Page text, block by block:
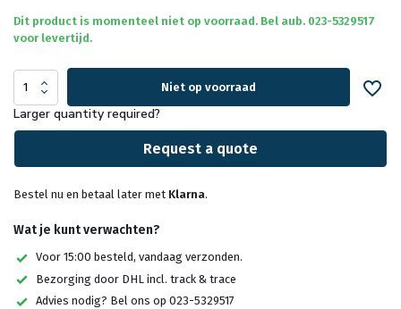
Dit product is momenteel niet op voorraad. Bel aub. 023-5329517
voor levertijd.
Niet op voorraad
Larger quantity required?
Request a quote
Bestel nu en betaal later met Klarna.
Wat je kunt verwachten?
Voor 15:00 besteld, vandaag verzonden.
Bezorging door DHL incl. track & trace
Advies nodig? Bel ons op 023-5329517